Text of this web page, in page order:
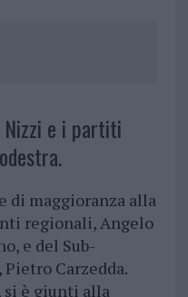
e i partiti
di maggioranza alla
regionali, Angelo
e del Sub-
Carzedda.
si è giunti alla